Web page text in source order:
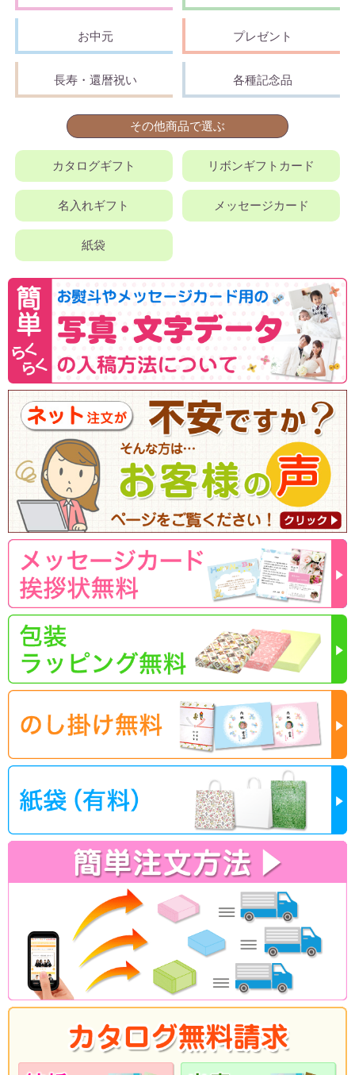
お中元 プレゼント
長寿・還暦祝い 各種記念品
その他商品で選ぶ
カタログギフト リボンギフトカード
名入れギフト メッセージカード
紙袋